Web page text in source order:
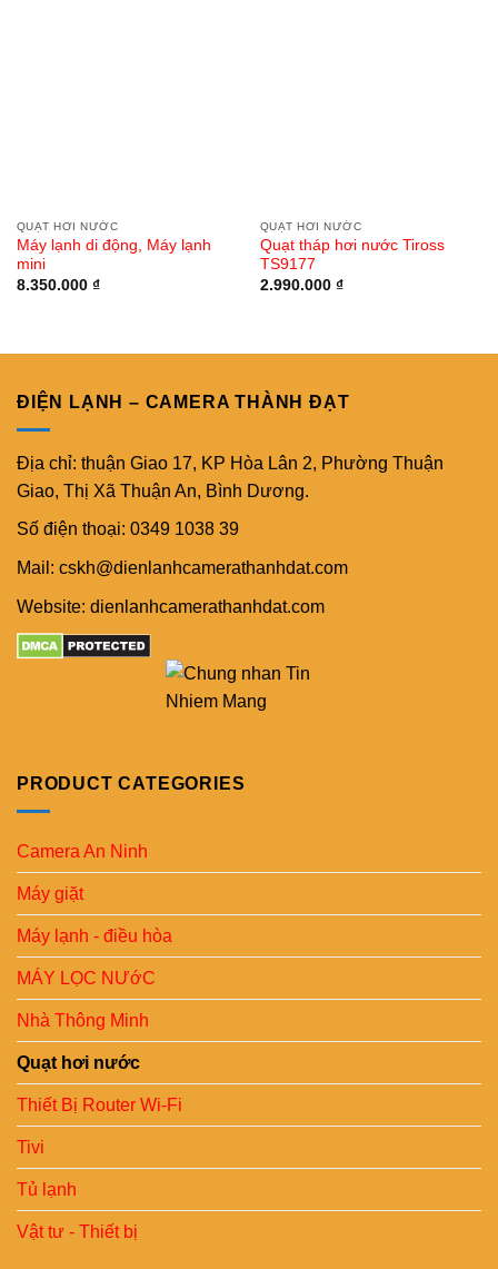
QUẠT HƠI NƯỚC
Máy lạnh di động, Máy lạnh
mini
8.350.000 ₫
QUẠT HƠI NƯỚC
Quạt tháp hơi nước Tiross
TS9177
2.990.000 ₫
ĐIỆN LẠNH – CAMERA THÀNH ĐẠT
Địa chỉ: thuận Giao 17, KP Hòa Lân 2, Phường Thuận
Giao, Thị Xã Thuận An, Bình Dương.
Số điện thoại: 0349 1038 39
Mail: cskh@dienlanhcamerathanhdat.com
Website: dienlanhcamerathanhdat.com
PRODUCT CATEGORIES
Camera An Ninh
Máy giặt
Máy lạnh - điều hòa
MÁY LỌC NƯớC
Nhà Thông Minh
Quạt hơi nước
Thiết Bị Router Wi-Fi
Tivi
Tủ lạnh
Vật tư - Thiết bị